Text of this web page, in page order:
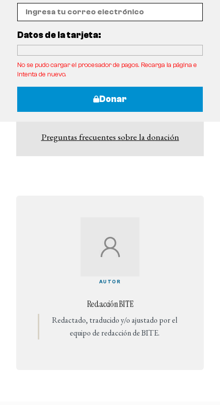
Datos de la tarjeta:
No se pudo cargar el procesador de pagos. Recarga la página e
intenta de nuevo.
Donar
Preguntas frecuentes sobre la donación
AUTOR
Redacción BITE
Redactado, traducido y/o ajustado por el
equipo de redacción de BITE.